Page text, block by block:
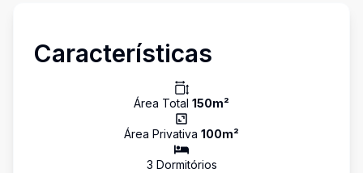
Características
Área Total 150m²
Área Privativa 100m²
3 Dormitórios